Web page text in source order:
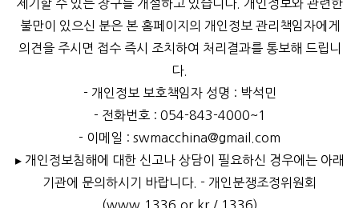
제기할 수 있는 창구를 개설하고 있습니다. 개인정보와 관련한
불만이 있으신 분은 본 홈페이지의 개인정보 관리책임자에게
의견을 주시면 접수 즉시 조치하여 처리결과를 통보해 드립니
다.
- 개인정보 보호책임자 성명 : 박석민
- 전화번호 : 054-843-4000~1
- 이메일 : swmacchina@gmail.com
▸ 개인정보침해에 대한 신고나 상담이 필요하신 경우에는 아래
기관에 문의하시기 바랍니다. - 개인분쟁조정위원회
(www.1336.or.kr / 1336)